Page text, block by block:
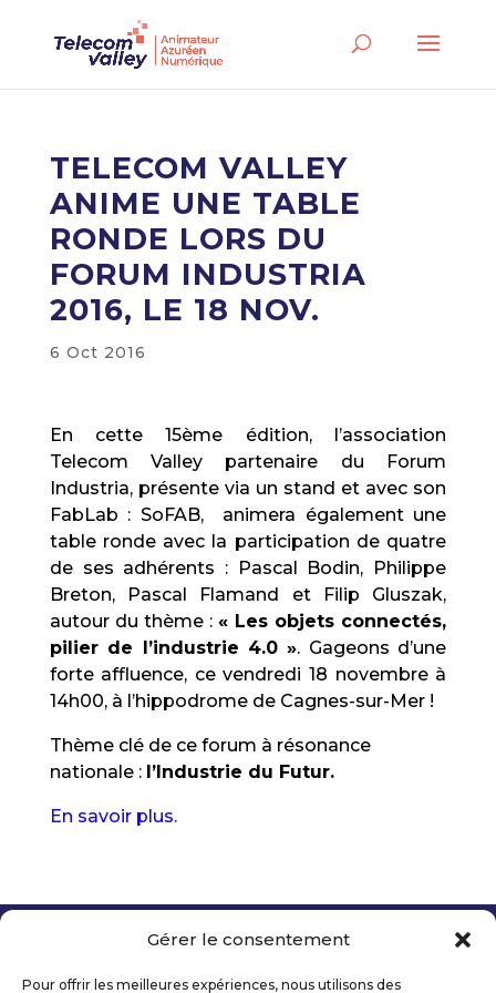
Gérer le consentement
Pour offrir les meilleures expériences, nous utilisons des
TELECOM VALLEY
ANIME UNE TABLE
RONDE LORS DU
FORUM INDUSTRIA
2016, LE 18 NOV.
6 Oct 2016
En cette 15ème édition, l’association
Telecom Valley partenaire du Forum
Industria, présente via un stand et avec son
FabLab : SoFAB, animera également une
table ronde avec la participation de quatre
de ses adhérents : Pascal Bodin, Philippe
Breton, Pascal Flamand et Filip Gluszak,
autour du thème :« Les objets connectés,
pilier de l’industrie 4.0 ». Gageons d’une
forte affluence, ce vendredi 18 novembre à
14h00, à l’hippodrome de Cagnes-sur-Mer !
Thème clé de ce forum à résonance
nationale : l’Industrie du Futur.
En savoir plus.